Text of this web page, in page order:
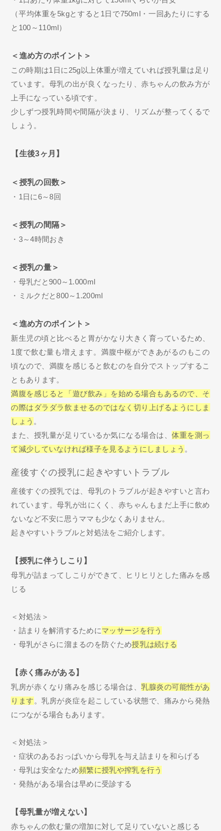
（平均体重を5kgとすると1日で750ml・一回あたりにする
と100～110ml）
＜進め方のポイント＞
この時期は1日に25g以上体重が増えていれば授乳量は足り
ています。母乳の出が良くなったり、赤ちゃんの飲み方が
上手になっている頃です。
少しずつ授乳時間や間隔が決まり、リズムが整ってくるで
しょう。
【生後3ヶ月】
＜授乳の回数＞
・1日に6～8回
＜授乳の間隔＞
・3～4時間おき
＜授乳の量＞
・母乳だと900～1.000ml
・ミルクだと800～1.200ml
＜進め方のポイント＞
新生児の頃と比べると胃がかなり大きく育っているため、
1度で飲む量も増えます。満腹中枢ができあがるのもこの
頃なので、満腹を感じると飲むのを自分でストップするこ
ともあります。
満腹を感じると「遊び飲み」を始める場合もあるので、そ
の際はダラダラ飲ませるのではなく切り上げるようにしま
しょう 。
また、授乳量が足りているか気になる場合は、体重を測っ
て減少していなければ様子を見るようにしましょう 。
産後すぐの授乳に起きやすいトラブル
産後すぐの授乳では、母乳のトラブルが起きやすいと言わ
れています。母乳が出にくく、赤ちゃんもまだ上手に飲め
ないなど不安に思うママも少なくありません。
起きやすいトラブルと対処法をご紹介します。
【授乳に伴うしこり】
母乳が詰まってしこりができて、ヒリヒリとした痛みを感
じる
＜対処法＞
・詰まりを解消するためにマッサージを行う
・母乳がさらに溜まるのを防ぐため授乳は続ける
【赤く痛みがある】
乳房が赤くなり痛みを感じる場合は、乳腺炎の可能性があ
ります 。乳房が炎症を起こしている状態で、痛みから発熱
につながる場合もあります。
＜対処法＞
・症状のあるおっぱいから母乳を与え詰まりを和らげる
・母乳は安全なため頻繁に授乳や搾乳を行う
・発熱がある場合は早めに受診する
【母乳量が増えない】
赤ちゃんの飲む量の増加に対して足りていないと感じる